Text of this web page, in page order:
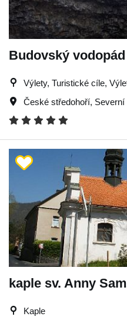
Budovský vodopád
Výlety, Turistické cíle,
České středohoří, Severní
kaple sv. Anny
Kaple